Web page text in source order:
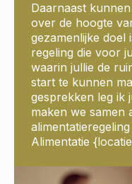
Daarnaast
over de hoogte
gezamenlijke doel
regeling die voor
waarin jullie de
start te kunnen
gesprekken leg ik
maken we samen
Alimentatie